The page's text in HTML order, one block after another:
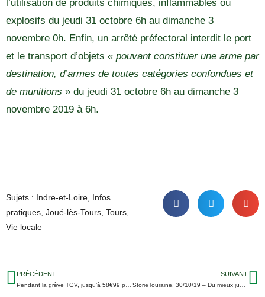
l’utilisation de produits chimiques, inflammables ou
explosifs du jeudi 31 octobre 6h au dimanche 3
novembre 0h. Enfin, un arrêté préfectoral interdit le port
et le transport d’objets « pouvant constituer une arme par
destination, d’armes de toutes catégories confondues et
de munitions » du jeudi 31 octobre 6h au dimanche 3
novembre 2019 à 6h.
Sujets : Indre-et-Loire Infos
pratiques Joué-lès-Tours Tours
Vie locale
PRÉCÉDENT SUIVANT